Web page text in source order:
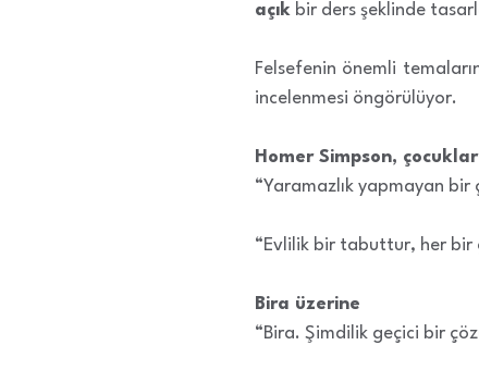
açık bir ders şeklinde
Felsefenin önemli
incelenmesi öngörülüyor.
Homer Simpson,
“Yaramazlık yapmayan
“Evlilik bir tabuttur, her bir
Bira üzerine
“Bira. Şimdilik geçici bir